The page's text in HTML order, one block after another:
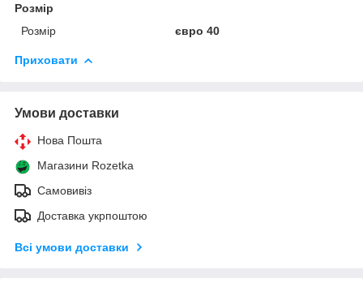
Розмір
Розмір
євро 40
Приховати
Умови доставки
Нова Пошта
Магазини Rozetka
Самовивіз
Доставка укрпоштою
Всі умови доставки